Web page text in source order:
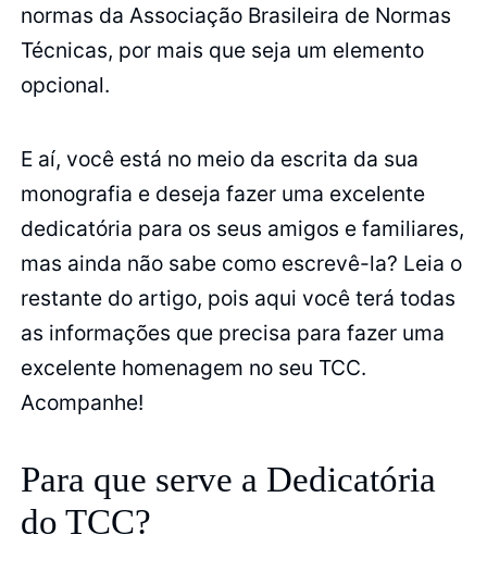
normas da Associação Brasileira de Normas
Técnicas, por mais que seja um elemento
opcional.
E aí, você está no meio da escrita da sua
monografia e deseja fazer uma excelente
dedicatória para os seus amigos e familiares,
mas ainda não sabe como escrevê-la? Leia o
restante do artigo, pois aqui você terá todas
as informações que precisa para fazer uma
excelente homenagem no seu TCC.
Acompanhe!
Para que serve a Dedicatória
do TCC?